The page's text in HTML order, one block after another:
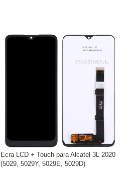
Ecra LCD + Touch para Alcatel 3L 2020
(5029, 5029Y, 5029E, 5029D)